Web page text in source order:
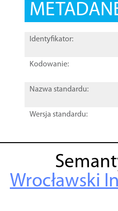
Identyfikator:
Kodowanie:
Nazwa standardu:
Wersja standardu:
Wrocławski